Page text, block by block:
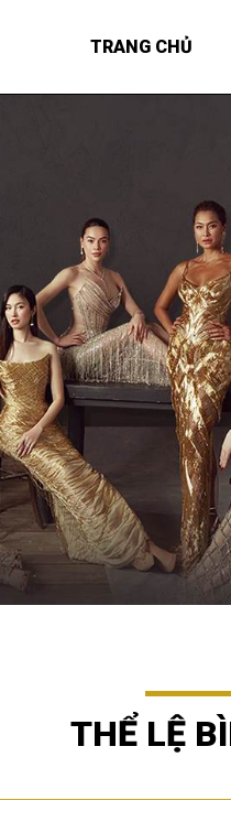
TRANG CHỦ
THỂ LỆ